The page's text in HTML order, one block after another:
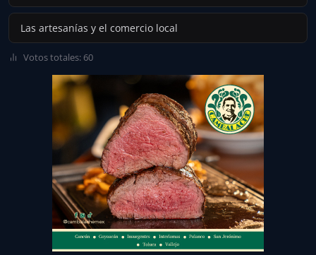
Las artesanías y el comercio local
Votos totales: 60